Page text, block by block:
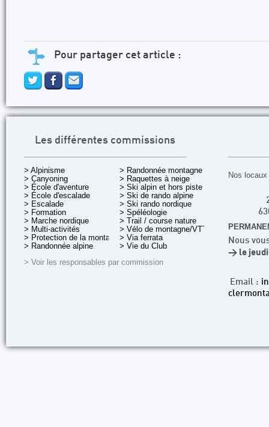
Pour partager cet article :
Les différentes commissions
> Alpinisme
> Canyoning
> École d'aventure
> École d'escalade
> Escalade
> Formation
> Marche nordique
> Multi-activités
> Protection de la montagne
> Randonnée alpine
> Randonnée montagne
> Raquettes à neige
> Ski alpin et hors piste
> Ski de rando alpine
> Ski rando nordique
> Spéléologie
> Trail / course nature
> Vélo de montagne/VTT
> Via ferrata
> Vie du Club
> Voir les responsables par commission
Nos
Nous
> le jeudi
Email :